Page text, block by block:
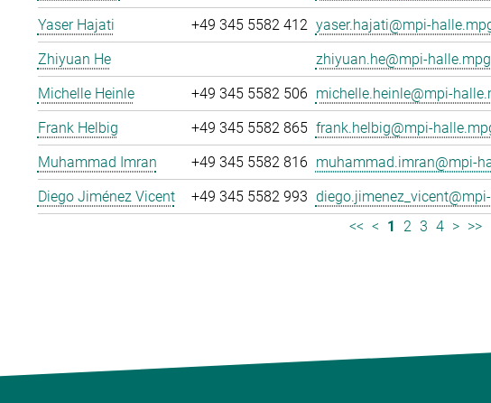
Yaser Hajati
+49 345 5582 412 yaser.hajati@mpi-
Zhiyuan He
zhiyuan.he@mpi-
Michelle Heinle
+49 345 5582 506 michelle.heinle@mpi-
Frank Helbig
+49 345 5582 865 frank.helbig@mpi-
Muhammad Imran
+49 345 5582 816 muhammad.imran@mpi-
Diego Jiménez Vicent
+49 345 5582 993
<< < 1 2 3 4 > >>